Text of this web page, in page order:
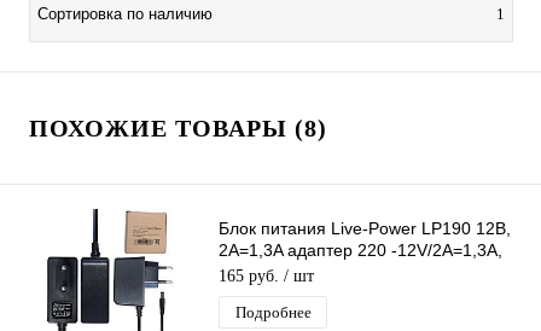
Сортировка по наличию 1
ПОХОЖИЕ ТОВАРЫ (8)
Блок питания Live-Power LP190 12В,
2A=1,3A адаптер 220 -12V/2A=1,3А,
штекер 5.5*2,5 мм, длина 1,2м
165 руб. / шт
Подробнее